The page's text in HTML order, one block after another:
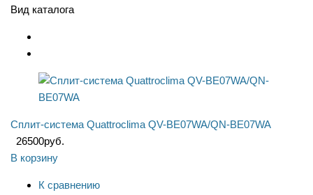
Вид каталога
Сплит-система Quattroclima QV-BE07WA/QN-BE07WA
26500руб.
В корзину
К сравнению